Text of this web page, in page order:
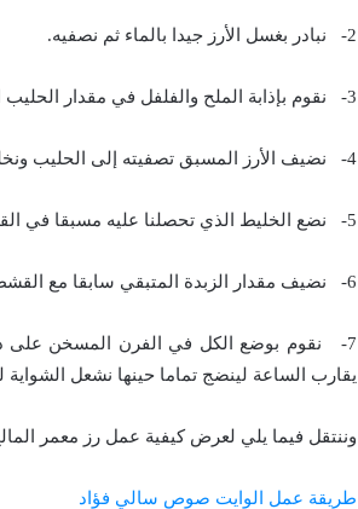
2- نبادر بغسل الأرز جيدا بالماء ثم نصفيه.
3- نقوم بإذابة الملح والفلفل في مقدار الحليب
4- نضيف الأرز المسبق تصفيته إلى الحليب
5- نضع الخليط الذي تحصلنا عليه مسبقا في
6- نضيف مقدار الزبدة المتبقي سابقا مع
7-
نقوم بوضع الكل في الفرن المسخن على
يقارب الساعة لينضج تماما حينها نشعل الشواية
وننتقل فيما يلي لعرض كيفية عمل رز معمر
طريقة عمل الوايت صوص سالي فؤاد